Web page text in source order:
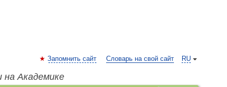
RU
Запомнить сайт Словарь на свой сайт
на Академике